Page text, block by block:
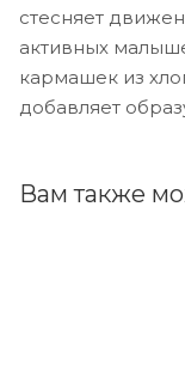
стесняет
активных
кармашек из
добавляет
Вам также